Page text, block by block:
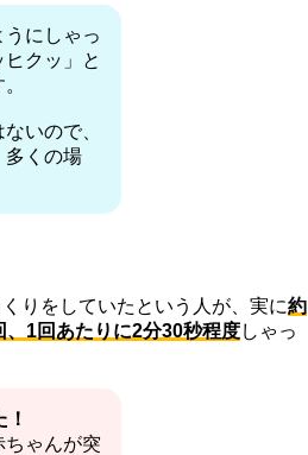
にしゃっ
クッ」と
いので、
多くの場
りをしていたという人が、実に約
、1回あたりに2分30秒程度しゃっ
ゃんが突